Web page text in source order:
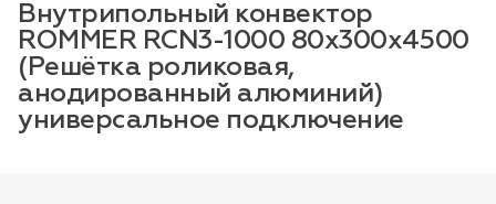
Внутрипольный конвектор
ROMMER RCN3-1000 80х300х4500
(Решётка роликовая,
анодированный алюминий)
универсальное подключение